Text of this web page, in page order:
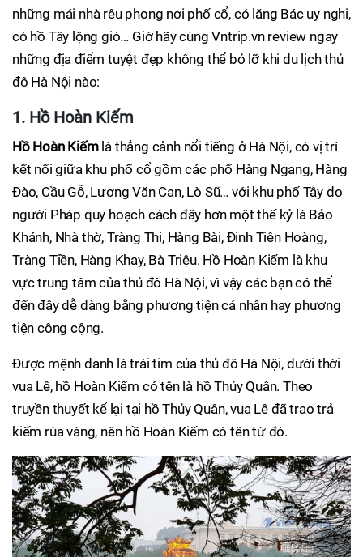
những mái nhà rêu phong nơi phố cổ, có lăng Bác uy nghi,
có hồ Tây lộng gió… Giờ hãy cùng Vntrip.vn review ngay
những địa điểm tuyệt đẹp không thể bỏ lỡ khi du lịch thủ
đô Hà Nội nào:
1. Hồ Hoàn Kiếm
Hồ Hoàn Kiếmlà thắng cảnh nổi tiếng ở Hà Nội, có vị trí
kết nối giữa khu phố cổ gồm các phố Hàng Ngang, Hàng
Đào, Cầu Gỗ, Lương Văn Can, Lò Sũ… với khu phố Tây do
người Pháp quy hoạch cách đây hơn một thế kỷ là Bảo
Khánh, Nhà thờ, Tràng Thi, Hàng Bài, Đinh Tiên Hoàng,
Tràng Tiền, Hàng Khay, Bà Triệu. Hồ Hoàn Kiếm là khu
vực trung tâm của thủ đô Hà Nội, vì vậy các bạn có thể
đến đây dễ dàng bằng phương tiện cá nhân hay phương
tiện công cộng.
Được mệnh danh là trái tim của thủ đô Hà Nội, dưới thời
vua Lê, hồ Hoàn Kiếm có tên là hồ Thủy Quân. Theo
truyền thuyết kể lại tại hồ Thủy Quân, vua Lê đã trao trả
kiếm rùa vàng, nên hồ Hoàn Kiếm có tên từ đó.